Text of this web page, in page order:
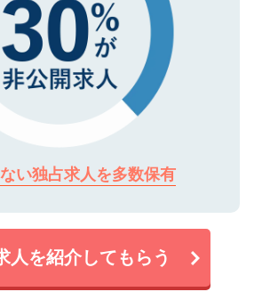
い独占求人を多数保有
人を紹介してもらう